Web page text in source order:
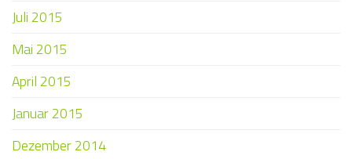
Juli 2015
Mai 2015
April 2015
Januar 2015
Dezember 2014